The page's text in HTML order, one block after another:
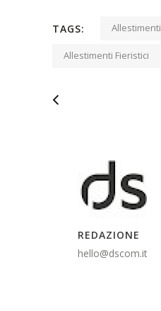
TAGS: Allestimenti
Allestimenti Fieristici
REDAZIONE
hello@dscom.it